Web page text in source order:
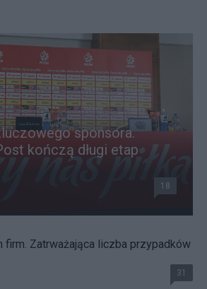
sponsora.
kończą długi etap
18
firm. Zatrważająca liczba przypadków
31